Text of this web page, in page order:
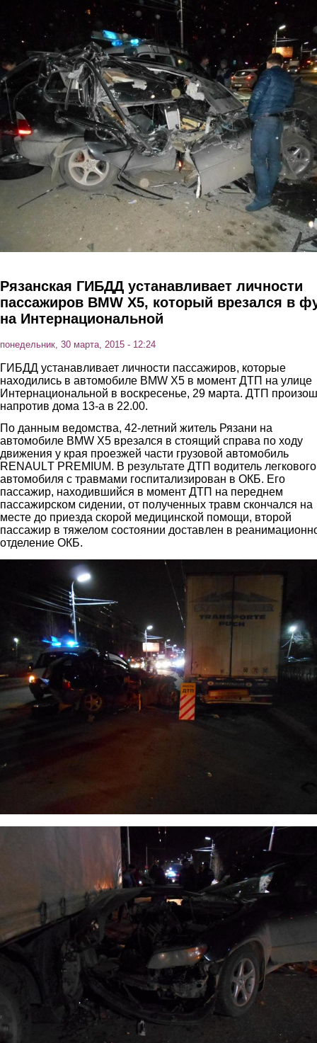
Перейти к основному содержанию
Рязанская ГИБДД устанавливает личности
пассажиров ВМW Х5, который врезался в
на Интернациональной
понедельник, 30 марта, 2015 - 12:24
ГИБДД устанавливает личности пассажиров, которые
находились в автомобиле ВМW Х5 в момент ДТП на улице
Интернациональной в воскресенье, 29 марта. ДТП
напротив дома 13-а в 22.00.
По данным ведомства, 42-летний житель Рязани на
автомобиле ВМW Х5 врезался в стоящий справа по ходу
движения у края проезжей части грузовой автомобиль
RЕNАULТ РRЕМIUМ. В результате ДТП водитель легкового
автомобиля с травмами госпитализирован в ОКБ. Его
пассажир, находившийся в момент ДТП на переднем
пассажирском сидении, от полученных травм скончался на
месте до приезда скорой медицинской помощи, второй
пассажир в тяжелом состоянии доставлен в
отделение ОКБ.